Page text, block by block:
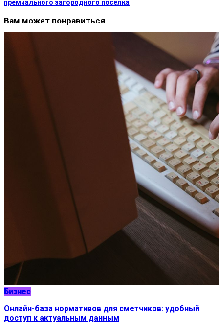
премиального загородного поселка
Вам может понравиться
Бизнес
Онлайн-база нормативов для сметчиков: удобный
доступ к актуальным данным